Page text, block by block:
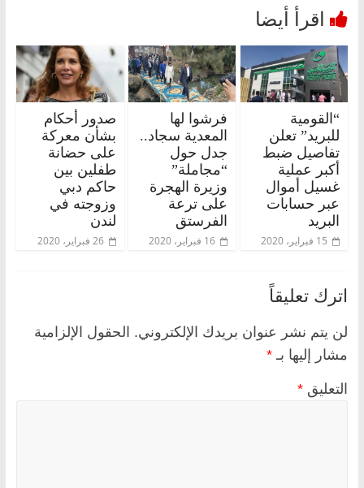
“القومية
للبريد” تعلن
تفاصيل ضبط
أكبر عملية
غسيل أموال
عبر حسابات
البريد
15 فبراير، 2020
فرشوا لها
المعدية سجاد..
جدل حول
“مجاملة”
وزيرة الهجرة
على ترعة
الفرستق
16 فبراير، 2020
صدور أحكام
بشأن معركة
على حضانة
طفلين بين
حاكم دبي
وزوجته في
لندن
26 فبراير، 2020
اترك تعليقاً
لن يتم نشر عنوان بريدك الإلكتروني. الحقول الإلزامية
مشار إليها بـ *
التعليق *